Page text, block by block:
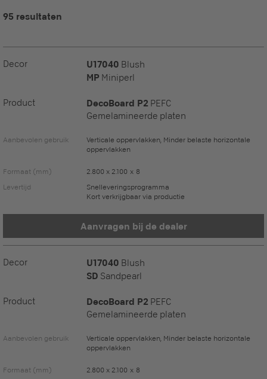
95 resultaten
Decor U17040 Blush
MP Miniperl
Product DecoBoard P2 PEFC
Gemelamineerde platen
Aanbevolen gebruik
Verticale oppervlakken, Minder belaste horizontale
oppervlakken
Formaat (mm)
2.800 x 2.100 x 8
Levertijd
Snelleveringsprogramma
Kort verkrijgbaar via productie
Aanvragen bij de dealer
Decor U17040 Blush
SD Sandpearl
Product DecoBoard P2 PEFC
Gemelamineerde platen
Aanbevolen gebruik
Verticale oppervlakken, Minder belaste horizontale
oppervlakken
Formaat (mm) 2.800 x 2.100 x 8